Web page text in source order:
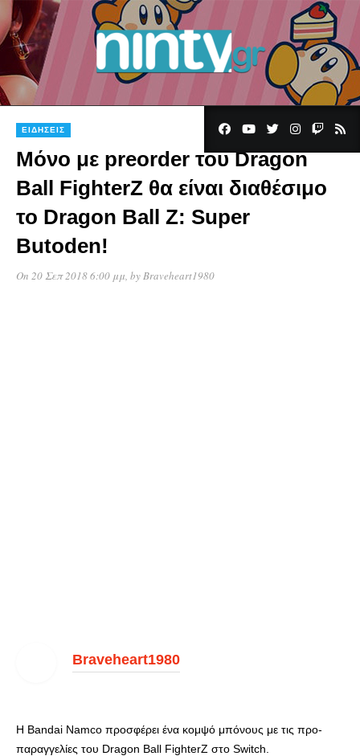
ΕΙΔΉΣΕΙΣ
Μόνο με preorder του Dragon
Ball FighterZ θα είναι διαθέσιμο
το Dragon Ball Z: Super
Butoden!
On 20 Σεπ 2018 6:00 μμ, byBraveheart1980
Braveheart1980
Η Bandai Namco προσφέρει ένα κομψό μπόνους με τις προ-
παραγγελίες του Dragon Ball FighterZ στο Switch.